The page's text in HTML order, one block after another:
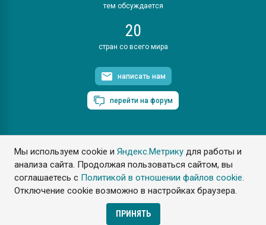
Мы используем cookie иЯндекс.Метрику для работы и
анализа сайта. Продолжая пользоваться сайтом, вы
соглашаетесь с Политикой в отношении файлов cookie.
Отключение cookie возможно в настройках браузера.
ПРИНЯТЬ
тем обсуждается
20
стран со всего мира
написать нам
перейти на форум
ПластЭксперт © 2006. Все права защищены
Разрешается копирование материалов сайта с обязательной
ссылкой на www.e-plastic.ru
Разработка сайта